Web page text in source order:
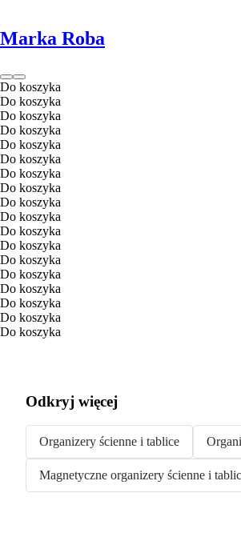
Marka Roba
Do koszyka
Do koszyka
Do koszyka
Do koszyka
Do koszyka
Do koszyka
Do koszyka
Do koszyka
Do koszyka
Do koszyka
Do koszyka
Do koszyka
Do koszyka
Do koszyka
Do koszyka
Do koszyka
Do koszyka
Do koszyka
Odkryj więcej
Organizery ścienne i tablice
Magnetyczne organizery ścienne i